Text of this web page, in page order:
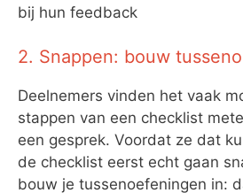
bij hun feedback
2. Snappen: bouw
Deelnemers vinden het vaak
stappen van een checklist
een gesprek. Voordat ze dat
de checklist eerst echt gaan
bouw je tussenoefeningen in: